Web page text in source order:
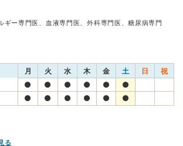
ギー専門医、血液専門医、外科専門医、糖尿病専門
月 火 水 木 金 土 日 祝
る